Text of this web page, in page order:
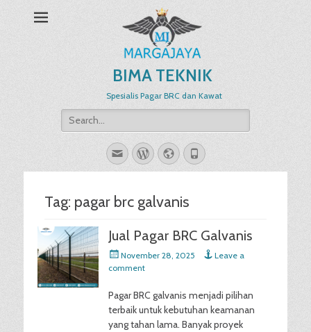
BIMA TEKNIK
Spesialis Pagar BRC dan Kawat
Search
for:
EmailWordPress
WebsitePhone
Tag: pagar brc galvanis
Jual Pagar BRC Galvanis
Posted
on
November 28, 2025
Leave a
comment
Pagar BRC galvanis menjadi pilihan
terbaik untuk kebutuhan keamanan
yang tahan lama. Banyak proyek